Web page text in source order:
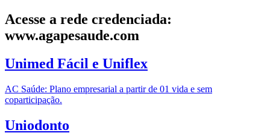
Acesse a rede credenciada:
www.agapesaude.com
Unimed Fácil e Uniflex
AC Saúde: Plano empresarial a partir de 01 vida e sem
coparticipação.
Uniodonto